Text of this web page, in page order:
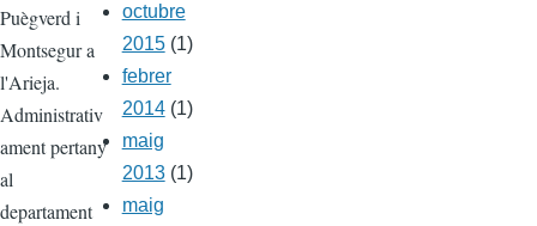
Puègverd i
Montsegur a
l'Arieja.
Administrativ
ament pertany
al
departament
octubre
2015(1)
febrer
2014(1)
maig
2013(1)
maig